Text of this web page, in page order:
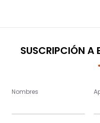
SUSCRIPCIÓN A
Nombres